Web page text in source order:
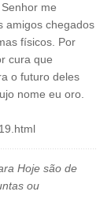
me
amigos chegados
físicos. Por
cura que
o futuro deles
nome eu oro.
Hoje são de
ou